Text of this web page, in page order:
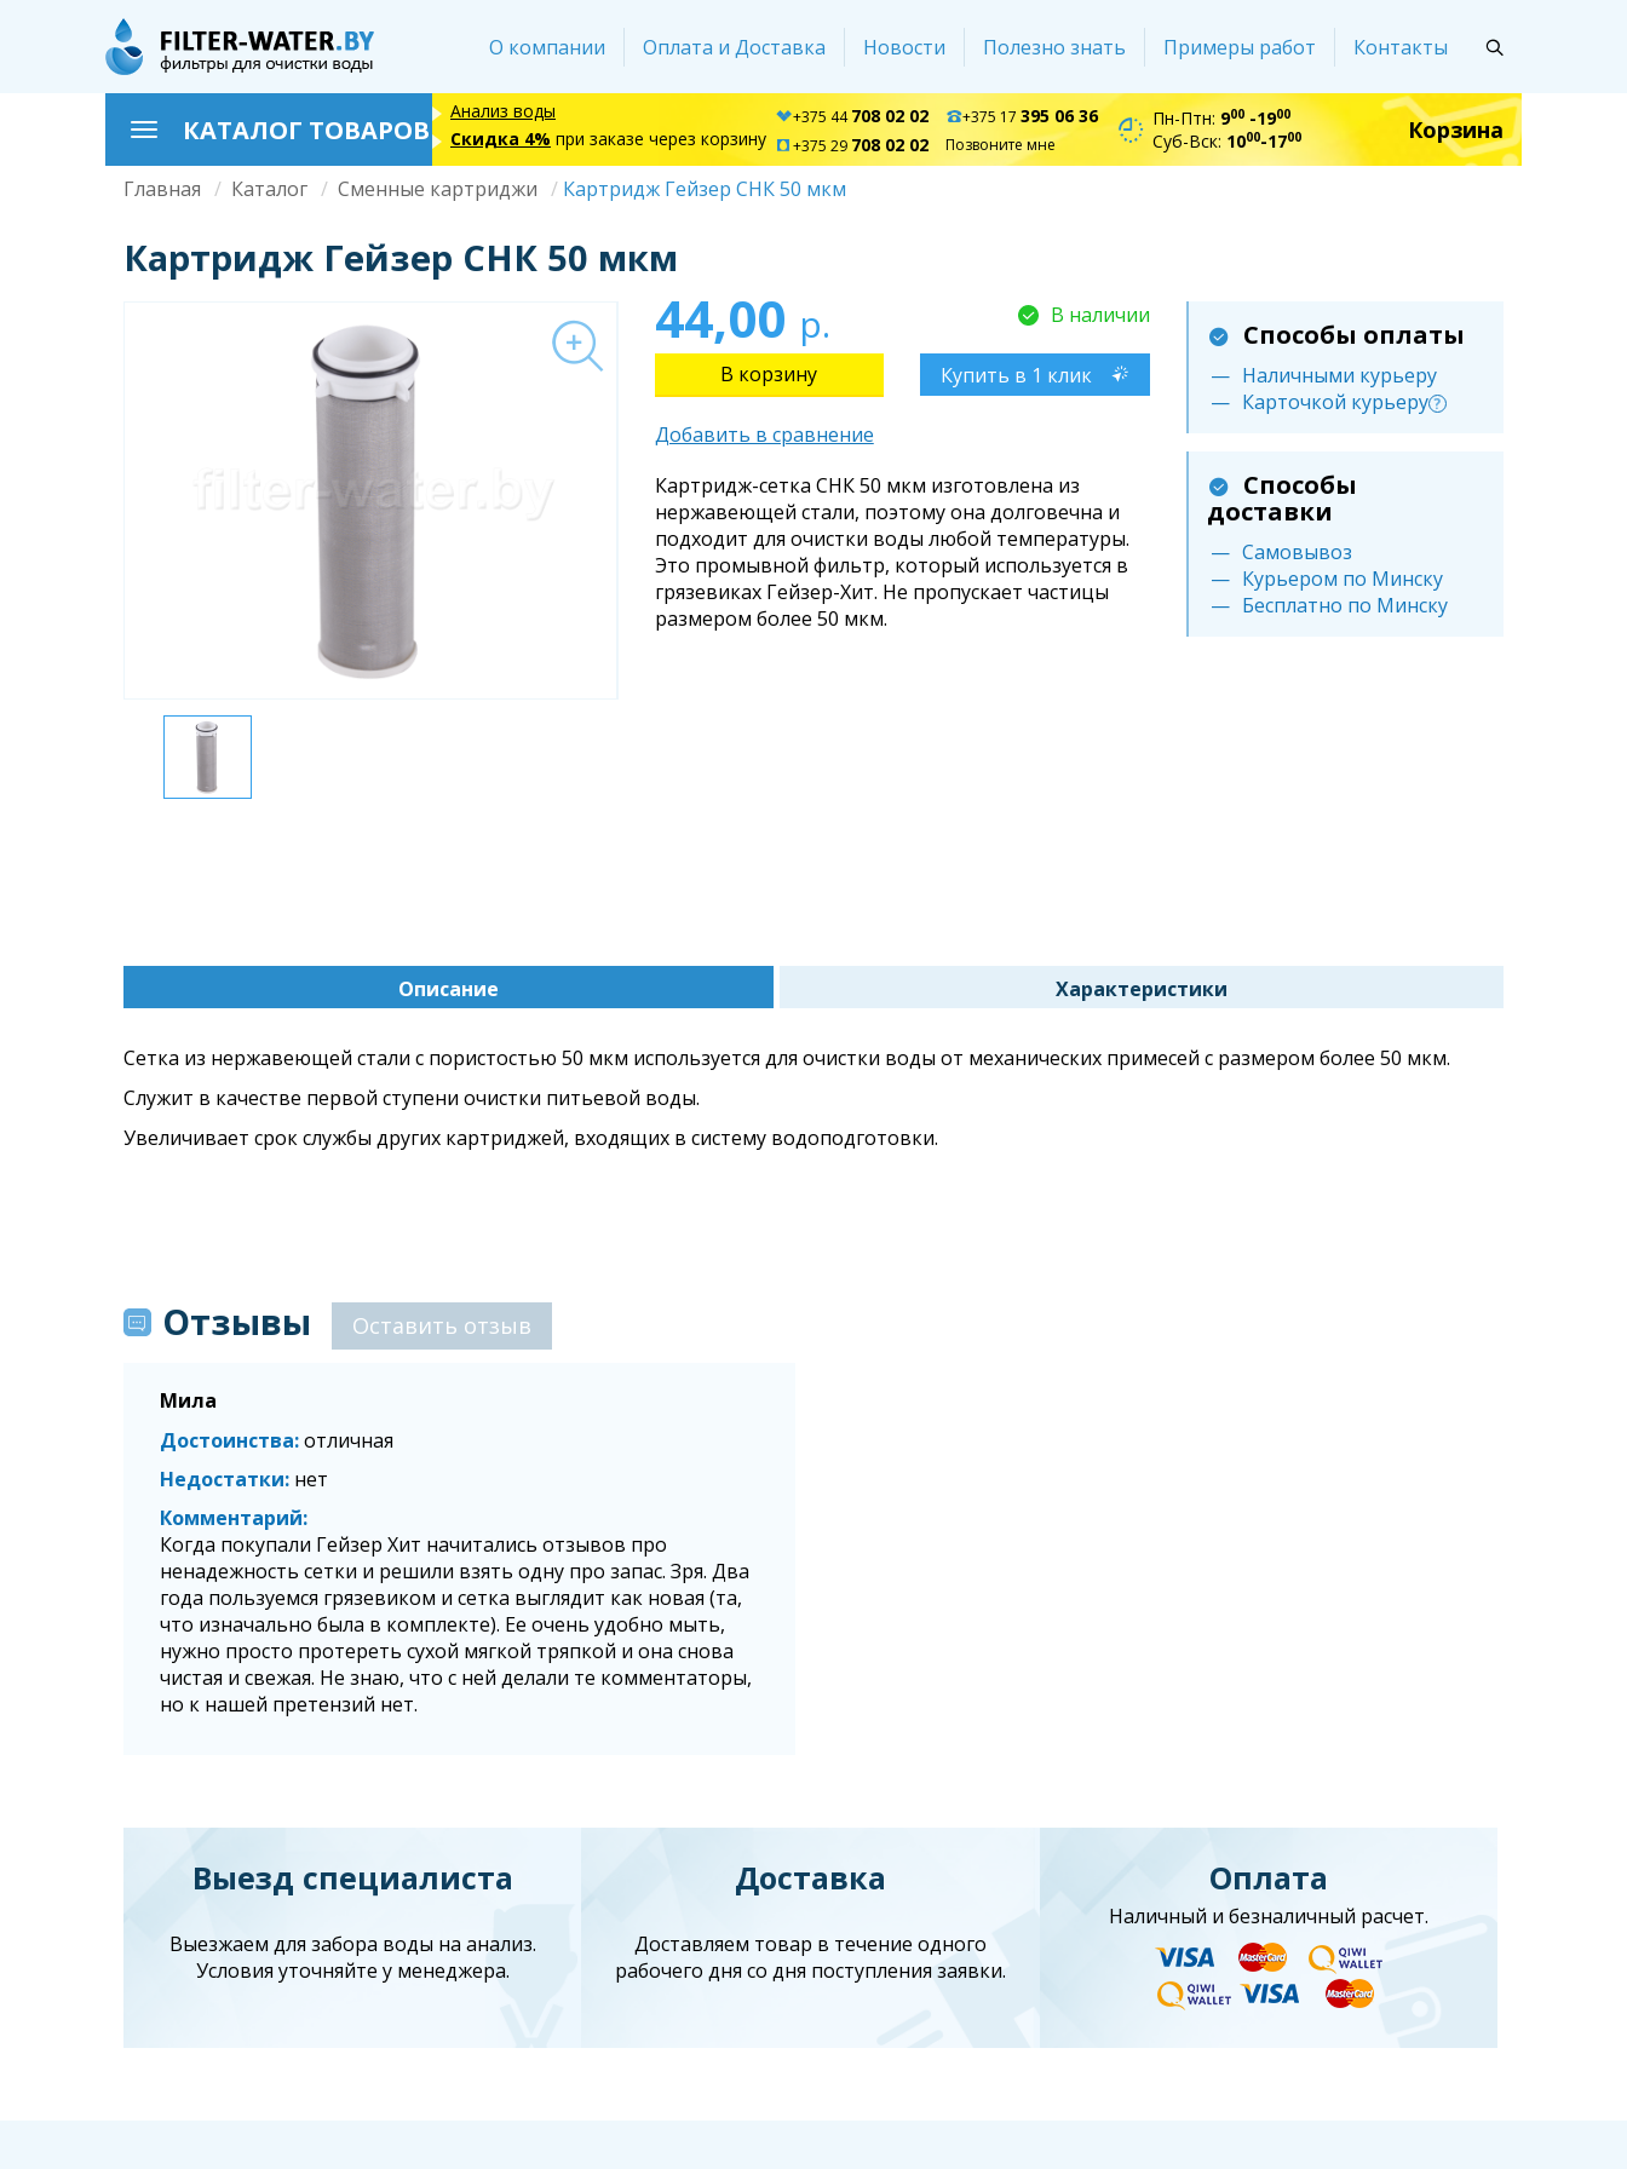
содержанию
О компании Оплата и Доставка Новости Полезно знать Примеры работ Контакты
ToggleКАТАЛОГ ТОВАРОВ
Анализ воды
Скидка 4% при заказе через корзину
+375 44708 02 02
+375 29 708 02 02
+375 17 395 06 36
Позвоните мне
Пн-Птн: 900 -1900
Суб-Вск: 1000-1700 Корзина
Строка
навигации
Главная Каталог Сменные картриджи Картридж Гейзер СНК 50 мкм
Картридж Гейзер СНК 50 мкм
44,00 р. В наличии
Купить в 1 клик
Добавить в сравнение
Картридж-сетка СНК 50 мкм изготовлена из
нержавеющей стали, поэтому она долговечна и
подходит для очистки воды любой температуры.
Это промывной фильтр, который используется в
грязевиках Гейзер-Хит. Не пропускает частицы
размером более 50 мкм.
Способы оплаты
Наличными курьеру
Карточкой курьеру ?
Способы
доставки
Самовывоз
Курьером по Минску
Бесплатно по Минску
Описание
(активная
Характеристики
Сетка из нержавеющей стали с пористостью 50 мкм используется для очистки воды от механических примесей с размером более 50 мкм.
Служит в качестве первой ступени очистки питьевой воды.
Увеличивает срок службы других картриджей, входящих в систему водоподготовки.
Отзывы Оставить отзыв
Мила
Достоинства отличная
Недостатки нет
Комментарий
Когда покупали Гейзер Хит начитались отзывов про
ненадежность сетки и решили взять одну про запас. Зря. Два
года пользуемся грязевиком и сетка выглядит как новая (та,
что изначально была в комплекте). Ее очень удобно мыть,
нужно просто протереть сухой мягкой тряпкой и она снова
чистая и свежая. Не знаю, что с ней делали те комментаторы,
но к нашей претензий нет.
Выезд специалиста
Выезжаем для забора воды на анализ.
Условия уточняйте у менеджера.
Доставка
Доставляем товар в течение одного
рабочего дня со дня поступления заявки.
Оплата
Наличный и безналичный расчет.